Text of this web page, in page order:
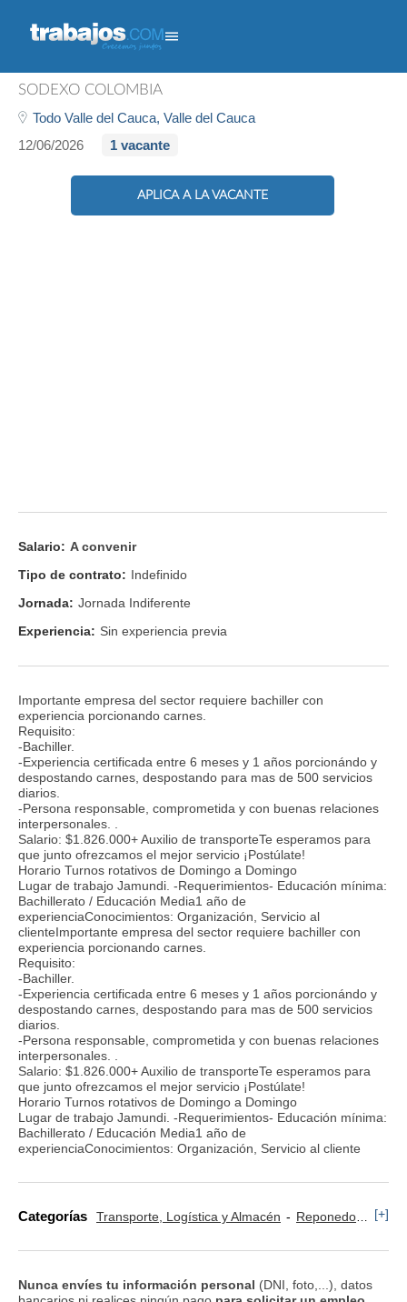
Porcionador - Jamundi
SODEXO COLOMBIA
Todo Valle del Cauca, Valle del Cauca
12/06/2026
1 vacante
APLICA A LA VACANTE
Salario: A convenir
Tipo de contrato: Indefinido
Jornada: Jornada Indiferente
Experiencia: Sin experiencia previa
Importante empresa del sector requiere bachiller con
experiencia porcionando carnes.
Requisito:
-Bachiller.
-Experiencia certificada entre 6 meses y 1 años porcionándo y
despostando carnes, despostando para mas de 500 servicios
diarios.
-Persona responsable, comprometida y con buenas relaciones
interpersonales. .
Salario: $1.826.000+ Auxilio de transporteTe esperamos para
que junto ofrezcamos el mejor servicio ¡Postúlate!
Horario Turnos rotativos de Domingo a Domingo
Lugar de trabajo Jamundi. -Requerimientos- Educación mínima:
Bachillerato / Educación Media1 año de
experienciaConocimientos: Organización, Servicio al
clienteImportante empresa del sector requiere bachiller con
experiencia porcionando carnes.
Requisito:
-Bachiller.
-Experiencia certificada entre 6 meses y 1 años porcionándo y
despostando carnes, despostando para mas de 500 servicios
diarios.
-Persona responsable, comprometida y con buenas relaciones
interpersonales. .
Salario: $1.826.000+ Auxilio de transporteTe esperamos para
que junto ofrezcamos el mejor servicio ¡Postúlate!
Horario Turnos rotativos de Domingo a Domingo
Lugar de trabajo Jamundi. -Requerimientos- Educación mínima:
Bachillerato / Educación Media1 año de
experienciaConocimientos: Organización, Servicio al cliente
Categorías Transporte, Logística y Almacén Reponedor y Cajero [+]
Nunca envíes tu información personal (DNI, foto,...), datos